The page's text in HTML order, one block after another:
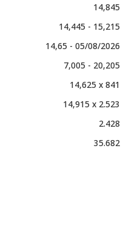
14,845
14,445 - 15,215
14,65 - 05/08/2026
7,005 - 20,205
14,625 x 841
14,915 x 2.523
2.428
35.682